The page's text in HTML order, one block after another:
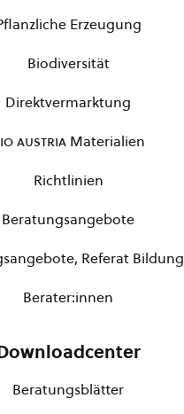
Erzeugung
Biodiversität
Direktvermarktung
austriaMaterialien
Richtlinien
Beratungsangebote
Referat Bildung
Berater:innen
Beratungsblätter